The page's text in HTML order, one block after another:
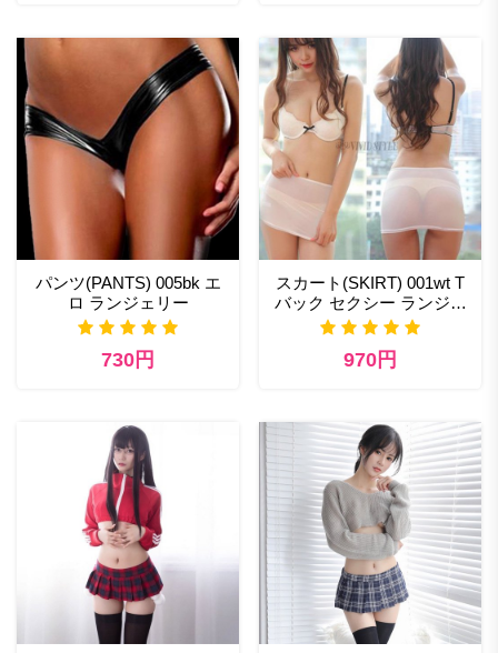
パンツ(PANTS) 005bk エ
ロ ランジェリー
730円
スカート(SKIRT) 001wt T
バック セクシー ランジェ
リー
970円